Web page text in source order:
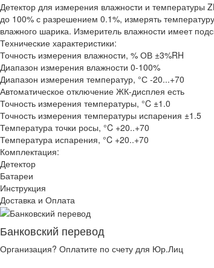
Детектор для измерения влажности и температуры
до 100% с разрешением 0.1%, измерять
влажного шарика. Измеритель влажности имеет
Технические характеристики:
Точность измерения влажности, % ОВ ±3%RH
Диапазон измерения влажности 0-100%
Диапазон измерения температур, °С -20...+70
Автоматическое отключение ЖК-дисплея есть
Точность измерения температуры, °C ±1.0
Точность измерения температуры испарения ±1.5
Температура точки росы, °C +20..+70
Температура испарения, °C +20..+70
Комплектация:
Детектор
Батареи
Инструкция
Доставка и Оплата
Банковский перевод
Организация? Оплатите по счету для Юр.Лиц